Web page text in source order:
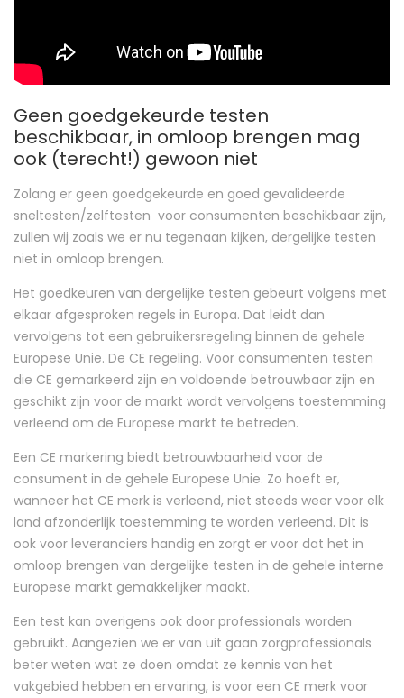
Geen goedgekeurde testen
beschikbaar, in omloop brengen mag
ook (terecht!) gewoon niet
Zolang er geen goedgekeurde en goed gevalideerde
sneltesten/zelftesten voor consumenten beschikbaar zijn,
zullen wij zoals we er nu tegenaan kijken, dergelijke testen
niet in omloop brengen.
Het goedkeuren van dergelijke testen gebeurt volgens met
elkaar afgesproken regels in Europa. Dat leidt dan
vervolgens tot een gebruikersregeling binnen de gehele
Europese Unie. De CE regeling. Voor consumenten testen
die CE gemarkeerd zijn en voldoende betrouwbaar zijn en
geschikt zijn voor de markt wordt vervolgens toestemming
verleend om de Europese markt te betreden.
Een CE markering biedt betrouwbaarheid voor de
consument in de gehele Europese Unie. Zo hoeft er,
wanneer het CE merk is verleend, niet steeds weer voor elk
land afzonderlijk toestemming te worden verleend. Dit is
ook voor leveranciers handig en zorgt er voor dat het in
omloop brengen van dergelijke testen in de gehele interne
Europese markt gemakkelijker maakt.
Een test kan overigens ook door professionals worden
gebruikt. Aangezien we er van uit gaan zorgprofessionals
beter weten wat ze doen omdat ze kennis van het
vakgebied hebben en ervaring, is voor een CE merk voor